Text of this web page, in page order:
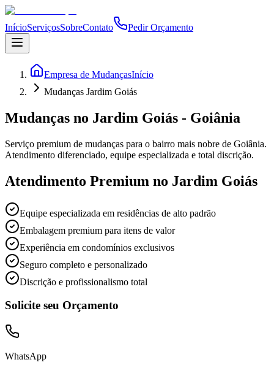
InícioServiçosSobreContato Pedir Orçamento
Empresa de MudançasInício
Mudanças Jardim Goiás
Mudanças no Jardim Goiás - Goiânia
Serviço premium de mudanças para o bairro mais nobre de Goiânia.
Atendimento diferenciado, equipe especializada e total discrição.
Atendimento Premium no Jardim Goiás
Equipe especializada em residências de alto padrão
Embalagem premium para itens de valor
Experiência em condomínios exclusivos
Seguro completo e personalizado
Discrição e profissionalismo total
Solicite seu Orçamento
WhatsApp